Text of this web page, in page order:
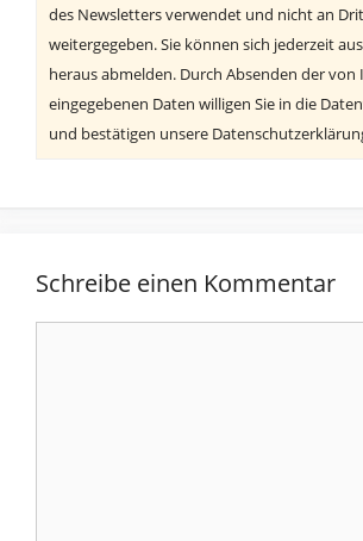
des Newsletters verwendet und nicht an
weitergegeben. Sie können sich jederzeit
heraus abmelden. Durch Absenden der von
eingegebenen Daten willigen Sie in die
und bestätigen unsere
Schreibe einen Kommentar